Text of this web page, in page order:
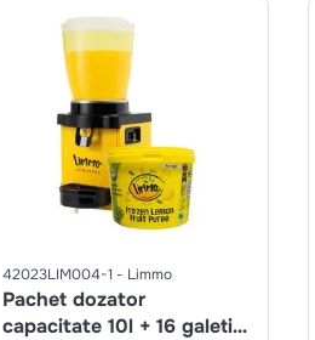
42023LIM004-1 Limmo
Pachet dozator
capacitate 10l + 16 galeti x